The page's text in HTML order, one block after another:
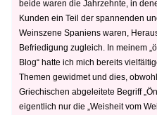
beide waren die Jahrzehnte, in
Kunden ein Teil der spannenden
Weinszene Spaniens waren,
Befriedigung zugleich. In meinem
Blog“ hatte ich mich bereits
Themen gewidmet und dies,
Griechischen abgeleitete Begriff
eigentlich nur die „Weisheit vom